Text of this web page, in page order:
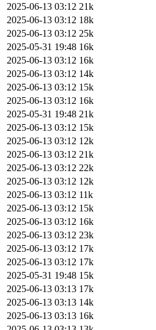
2025-06-13 03:12 21k
2025-06-13 03:12 18k
2025-06-13 03:12 25k
2025-05-31 19:48 16k
2025-06-13 03:12 16k
2025-06-13 03:12 14k
2025-06-13 03:12 15k
2025-06-13 03:12 16k
2025-05-31 19:48 21k
2025-06-13 03:12 15k
2025-06-13 03:12 12k
2025-06-13 03:12 21k
2025-06-13 03:12 22k
2025-06-13 03:12 12k
2025-06-13 03:12 11k
2025-06-13 03:12 15k
2025-06-13 03:12 16k
2025-06-13 03:12 23k
2025-06-13 03:12 17k
2025-06-13 03:12 17k
2025-05-31 19:48 15k
2025-06-13 03:13 17k
2025-06-13 03:13 14k
2025-06-13 03:13 16k